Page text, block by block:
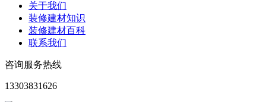
关于我们
装修建材知识
装修建材百科
联系我们
咨询服务热线
13303831626